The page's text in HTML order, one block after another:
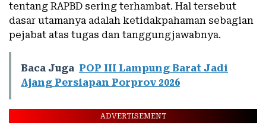
tentang RAPBD sering terhambat. Hal tersebut
dasar utamanya adalah ketidakpahaman sebagian
pejabat atas tugas dan tanggungjawabnya.
Baca Juga POP III Lampung Barat Jadi
Ajang Persiapan Porprov 2026
ADVERTISEMENT